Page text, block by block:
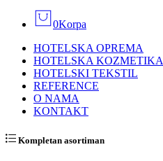
0Korpa
HOTELSKA OPREMA
HOTELSKA KOZMETIKA
HOTELSKI TEKSTIL
REFERENCE
O NAMA
KONTAKT
Kompletan asortiman